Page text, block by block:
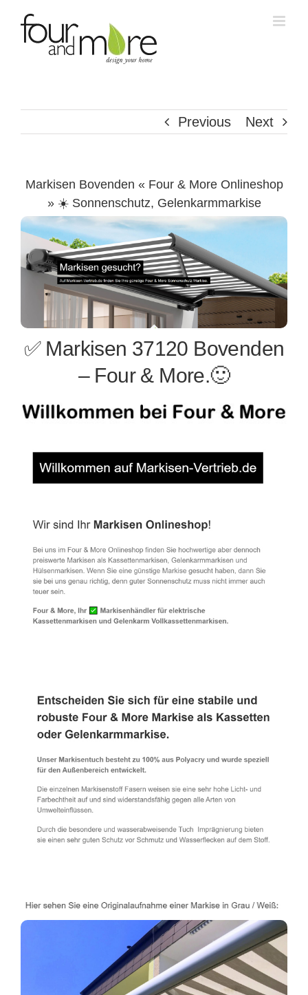
Previous Next
Markisen Bovenden « Four & More Onlineshop
» ☀️ Sonnenschutz, Gelenkarmmarkise
✅ Markisen 37120 Bovenden
– Four & More.🙂